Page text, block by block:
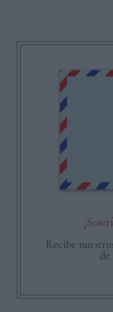
Recibe